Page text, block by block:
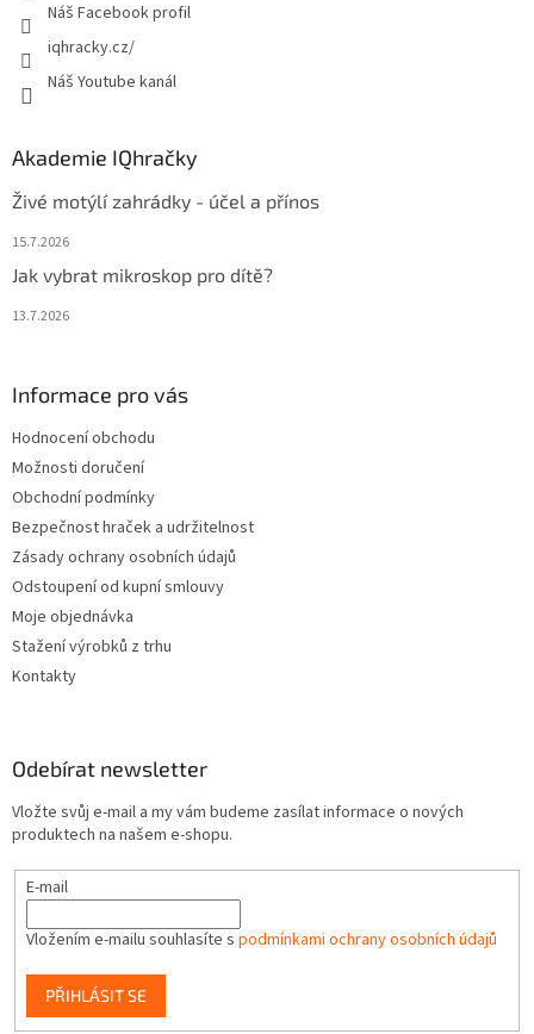
Náš Facebook profil
iqhracky.cz/
Náš Youtube kanál
Akademie IQhračky
Živé motýlí zahrádky - účel a přínos
15.7.2026
Jak vybrat mikroskop pro dítě?
13.7.2026
Informace pro vás
Hodnocení obchodu
Možnosti doručení
Obchodní podmínky
Bezpečnost hraček a udržitelnost
Zásady ochrany osobních údajů
Odstoupení od kupní smlouvy
Moje objednávka
Stažení výrobků z trhu
Kontakty
Odebírat newsletter
Vložte svůj e-mail a my vám budeme zasílat informace o nových
produktech na našem e-shopu.
E-mail
Vložením e-mailu souhlasíte s podmínkami ochrany osobních údajů
PŘIHLÁSIT SE